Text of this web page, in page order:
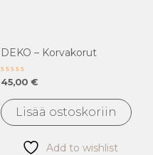
DEKO – Korvakorut
Arvostelu
tuotteesta:
/
5
45,00 €
Lisää ostoskoriin
Add to wishlist